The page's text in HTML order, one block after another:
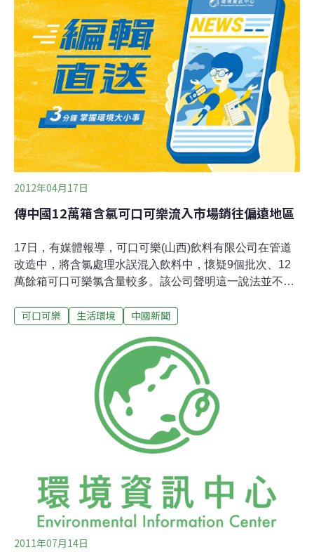
改造時，由于操作失誤，導致含微量余氯的生產輔助用水
進入到飲料生產用水中。該生產輔助用水符合國家生活飲
用水標準。可口可樂公司還表示，他們尊重山西省質量技
術監督局對該廠生產管理方面做出的處理意見，並已對質
監局提出的相關問題立即進行了整改。
2012年04月17日
傳中國12萬箱含氯可口可樂流入市場銷往偏遠地區
17日，有媒體報導，可口可樂(山西)飲料有限公司在管道
改造中，將含氯處理水誤混入飲料中，懷疑9個批次、12
萬餘箱可口可樂氯含量較多。該公司聲明這一說法並不符
值可能高達500萬元。事故被證實後，9個批次的產品被擱
區。據瞭解，水經氯消毒後往往會產生多種有害物質，尤
其是會產生致癌、致突變、致畸形的消毒副產物，如三氯
甲烷、氯乙酸等。目前，氯消毒已在逐漸被其他消毒方法
代替。不過有氯消毒液由於便宜，仍被一些公司使用。
可口可樂 生活環境 中國新聞
2011年07月14日